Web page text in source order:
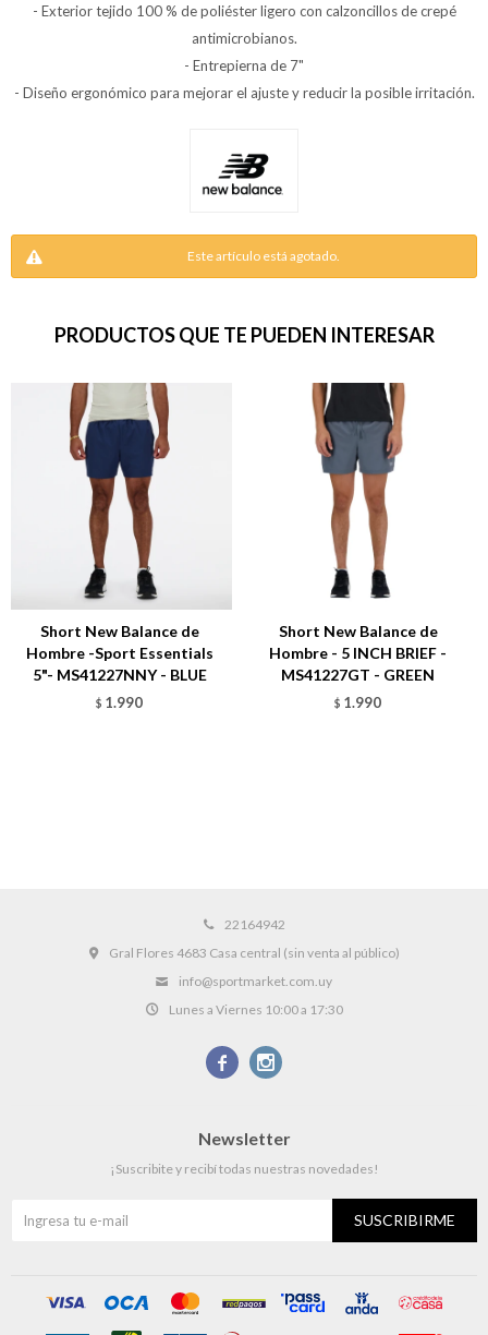
- Exterior tejido 100 % de poliéster ligero con calzoncillos de crepé
antimicrobianos.
- Entrepierna de 7"
- Diseño ergonómico para mejorar el ajuste y reducir la posible irritación.
Este artículo está agotado.
PRODUCTOS QUE TE PUEDEN INTERESAR
Short New Balance de
Hombre -Sport Essentials
5"- MS41227NNY - BLUE
$ 1.990
Short New Balance de
Hombre - 5 INCH BRIEF -
MS41227GT - GREEN
$ 1.990
22164942
Gral Flores 4683 Casa central (sin venta al público)
info@sportmarket.com.uy
Lunes a Viernes 10:00 a 17:30
 
Newsletter
¡Suscribite y recibí todas nuestras novedades!
SUSCRIBIRME